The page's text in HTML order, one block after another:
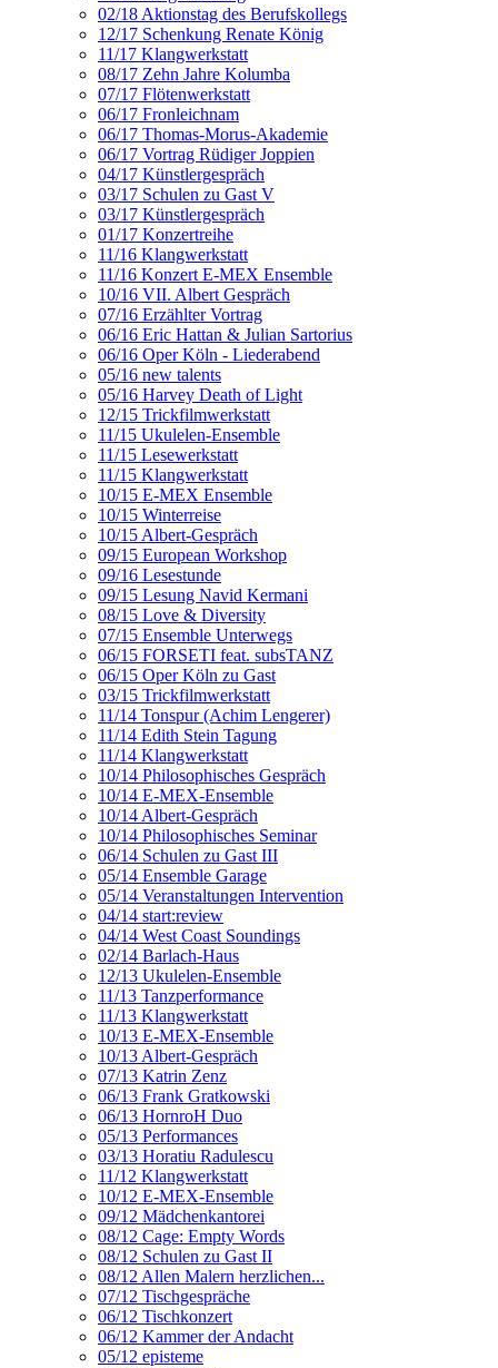
02/18 Aktionstag des Berufskollegs
12/17 Schenkung Renate König
11/17 Klangwerkstatt
08/17 Zehn Jahre Kolumba
07/17 Flötenwerkstatt
06/17 Fronleichnam
06/17 Thomas-Morus-Akademie
06/17 Vortrag Rüdiger Joppien
04/17 Künstlergespräch
03/17 Schulen zu Gast V
03/17 Künstlergespräch
01/17 Konzertreihe
11/16 Klangwerkstatt
11/16 Konzert E-MEX Ensemble
10/16 VII. Albert Gespräch
07/16 Erzählter Vortrag
06/16 Eric Hattan & Julian Sartorius
06/16 Oper Köln - Liederabend
05/16 new talents
05/16 Harvey Death of Light
12/15 Trickfilmwerkstatt
11/15 Ukulelen-Ensemble
11/15 Lesewerkstatt
11/15 Klangwerkstatt
10/15 E-MEX Ensemble
10/15 Winterreise
10/15 Albert-Gespräch
09/15 European Workshop
09/16 Lesestunde
09/15 Lesung Navid Kermani
08/15 Love & Diversity
07/15 Ensemble Unterwegs
06/15 FORSETI feat. subsTANZ
06/15 Oper Köln zu Gast
03/15 Trickfilmwerkstatt
11/14 Tonspur (Achim Lengerer)
11/14 Edith Stein Tagung
11/14 Klangwerkstatt
10/14 Philosophisches Gespräch
10/14 E-MEX-Ensemble
10/14 Albert-Gespräch
10/14 Philosophisches Seminar
06/14 Schulen zu Gast III
05/14 Ensemble Garage
05/14 Veranstaltungen Intervention
04/14 start:review
04/14 West Coast Soundings
02/14 Barlach-Haus
12/13 Ukulelen-Ensemble
11/13 Tanzperformance
11/13 Klangwerkstatt
10/13 E-MEX-Ensemble
10/13 Albert-Gespräch
07/13 Katrin Zenz
06/13 Frank Gratkowski
06/13 HornroH Duo
05/13 Performances
03/13 Horatiu Radulescu
11/12 Klangwerkstatt
10/12 E-MEX-Ensemble
09/12 Mädchenkantorei
08/12 Cage: Empty Words
08/12 Schulen zu Gast II
08/12 Allen Malern herzlichen...
07/12 Tischgespräche
06/12 Tischkonzert
06/12 Kammer der Andacht
05/12 episteme